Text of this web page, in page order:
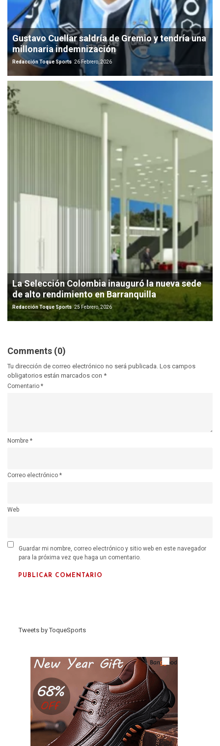
Gustavo Cuellar saldría de Gremio y tendría una
millonaria indemnización
Redacción Toque Sports 26 Febrero, 2026
La Selección Colombia inauguró la nueva sede
de alto rendimiento en Barranquilla
Redacción Toque Sports 25 Febrero, 2026
Comments (0)
Tu dirección de correo electrónico no será publicada. Los campos
obligatorios están marcados con *
Comentario *
Nombre *
Correo electrónico *
Web
Guardar mi nombre, correo electrónico y sitio web en este navegador
para la próxima vez que haga un comentario.
Tweets by ToqueSports